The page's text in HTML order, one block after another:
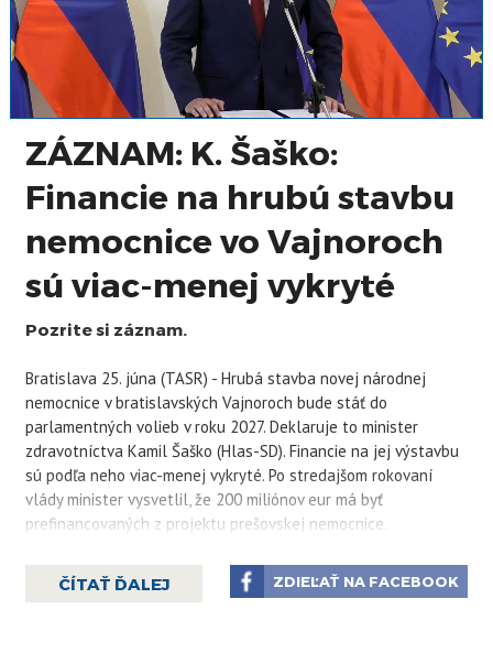
ZÁZNAM: K. Šaško:
Financie na hrubú stavbu
nemocnice vo Vajnoroch
sú viac-menej vykryté
Pozrite si záznam.
Bratislava 25. júna (TASR) - Hrubá stavba novej národnej
nemocnice v bratislavských Vajnoroch bude stáť do
parlamentných volieb v roku 2027. Deklaruje to minister
zdravotníctva Kamil Šaško (Hlas-SD). Financie na jej výstavbu
sú podľa neho viac-menej vykryté. Po stredajšom rokovaní
vlády minister vysvetlil, že 200 miliónov eur má byť
prefinancovaných z projektu prešovskej nemocnice.
„Rozšírili sme subjekt poberateľov v rámci plánu obnovy o
prešovskú nemocnicu. Je to čisto o termínoch a zdroje, ktoré
ČÍTAŤ ĎALEJ ZDIEĽAŤ NA FACEBOOK